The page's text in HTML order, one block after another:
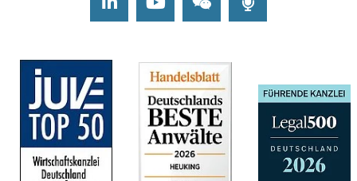
LinkedInYoutubeWechat